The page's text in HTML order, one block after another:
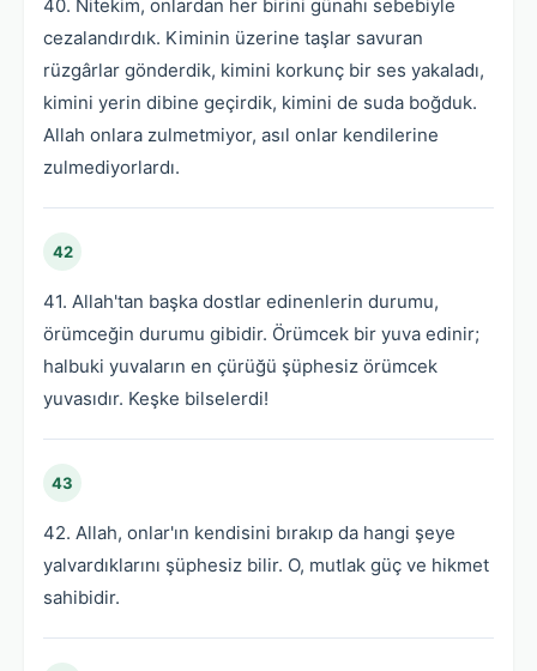
40. Nitekim, onlardan her birini günahı sebebiyle
cezalandırdık. Kiminin üzerine taşlar savuran
rüzgârlar gönderdik, kimini korkunç bir ses yakaladı,
kimini yerin dibine geçirdik, kimini de suda boğduk.
Allah onlara zulmetmiyor, asıl onlar kendilerine
zulmediyorlardı.
42
41. Allah'tan başka dostlar edinenlerin durumu,
örümceğin durumu gibidir. Örümcek bir yuva edinir;
halbuki yuvaların en çürüğü şüphesiz örümcek
yuvasıdır. Keşke bilselerdi!
43
42. Allah, onlar'ın kendisini bırakıp da hangi şeye
yalvardıklarını şüphesiz bilir. O, mutlak güç ve hikmet
sahibidir.